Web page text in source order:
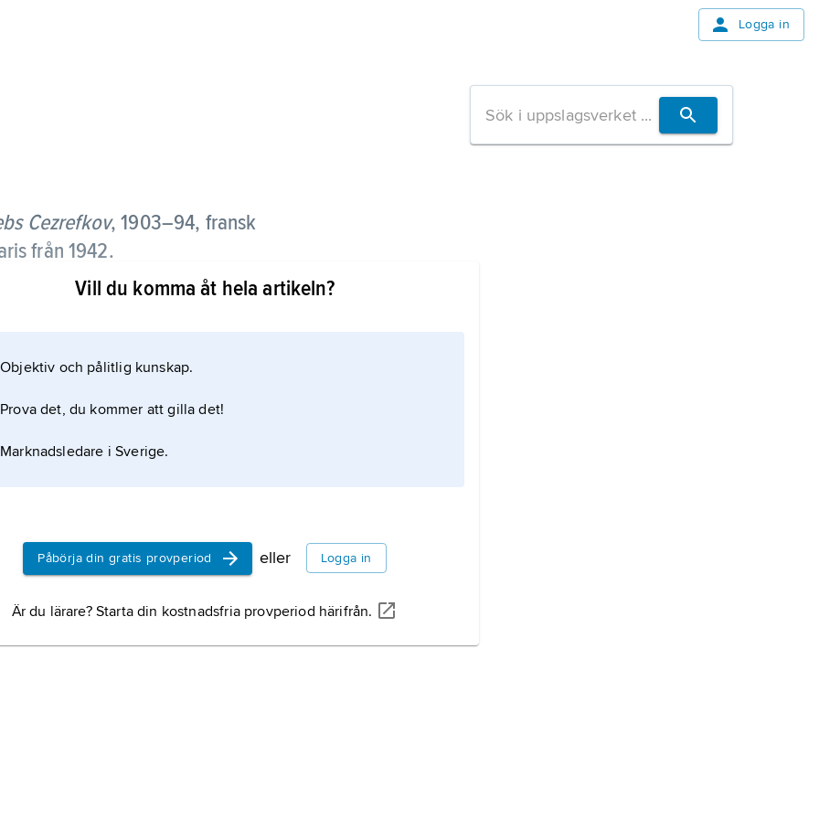
Logga in
Cezrefkov, 1903–94, fransk
från 1942.
hon 1934 sin första ateljé, Alix. Grès höll
och utgick alltid från den (antika) grekiska
med tusentals millimetersmala veck
Vill du komma åt hela artikeln?
Objektiv och pålitlig kunskap.
Prova det, du kommer att gilla det!
Marknadsledare i Sverige.
Påbörja din gratis provperiod eller Logga in
Är du lärare? Starta din kostnadsfria provperiod härifrån.